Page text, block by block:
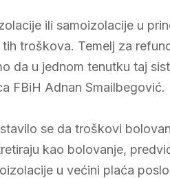
ili samoizolacije u
troškova. Temelj za
da u jednom tenutku taj
FBiH Adnan Smailbegović.
se da troškovi
kao bolovanje,
u većini plaća